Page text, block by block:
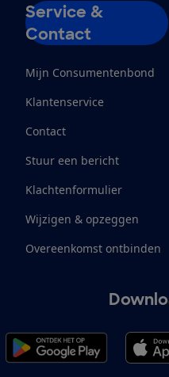
Service &
Contact
Mijn Consumentenbond
Klantenservice
Contact
Stuur een bericht
Klachtenformulier
Wijzigen & opzeggen
Overeenkomst ontbinden